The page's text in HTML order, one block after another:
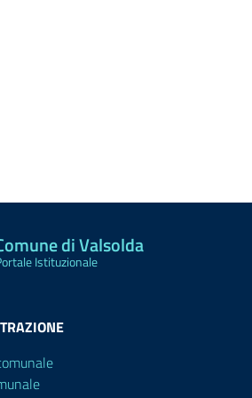
di Valsolda
Istituzionale